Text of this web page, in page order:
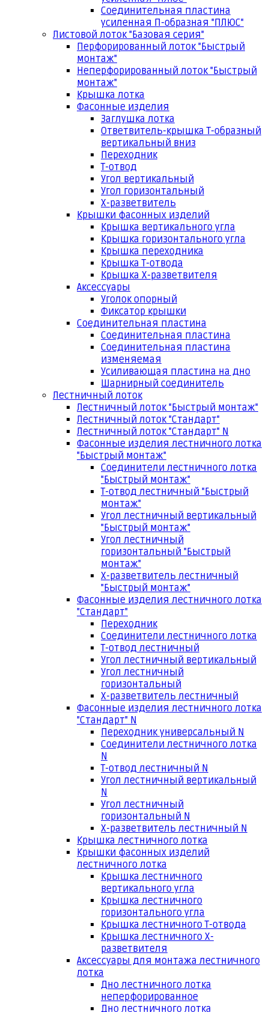
Соединительная пластина
усиленная П-образная "ПЛЮС"
Листовой лоток "Базовая серия"
Перфорированный лоток "Быстрый
монтаж"
Неперфорированный лоток "Быстрый
монтаж"
Крышка лотка
Фасонные изделия
Заглушка лотка
Ответвитель-крышка Т-образный
вертикальный вниз
Переходник
Т-отвод
Угол вертикальный
Угол горизонтальный
Х-разветвитель
Крышки фасонных изделий
Крышка вертикального угла
Крышка горизонтального угла
Крышка переходника
Крышка Т-отвода
Крышка Х-разветвителя
Аксессуары
Уголок опорный
Фиксатор крышки
Соединительная пластина
Соединительная пластина
Соединительная пластина
изменяемая
Усиливающая пластина на дно
Шарнирный соединитель
Лестничный лоток
Лестничный лоток "Быстрый монтаж"
Лестничный лоток "Стандарт"
Лестничный лоток "Стандарт" N
Фасонные изделия лестничного лотка
"Быстрый монтаж"
Соединители лестничного лотка
"Быстрый монтаж"
Т-отвод лестничный "Быстрый
монтаж"
Угол лестничный вертикальный
"Быстрый монтаж"
Угол лестничный
горизонтальный "Быстрый
монтаж"
Х-разветвитель лестничный
"Быстрый монтаж"
Фасонные изделия лестничного лотка
"Стандарт"
Переходник
Соединители лестничного лотка
Т-отвод лестничный
Угол лестничный вертикальный
Угол лестничный
горизонтальный
Х-разветвитель лестничный
Фасонные изделия лестничного лотка
"Стандарт" N
Переходник универсальный N
Соединители лестничного лотка
N
Т-отвод лестничный N
Угол лестничный вертикальный
N
Угол лестничный
горизонтальный N
Х-разветвитель лестничный N
Крышка лестничного лотка
Крышки фасонных изделий
лестничного лотка
Крышка лестничного
вертикального угла
Крышка лестничного
горизонтального угла
Крышка лестничного Т-отвода
Крышка лестничного Х-
разветвителя
Аксессуары для монтажа лестничного
лотка
Дно лестничного лотка
неперфорированное
Дно лестничного лотка